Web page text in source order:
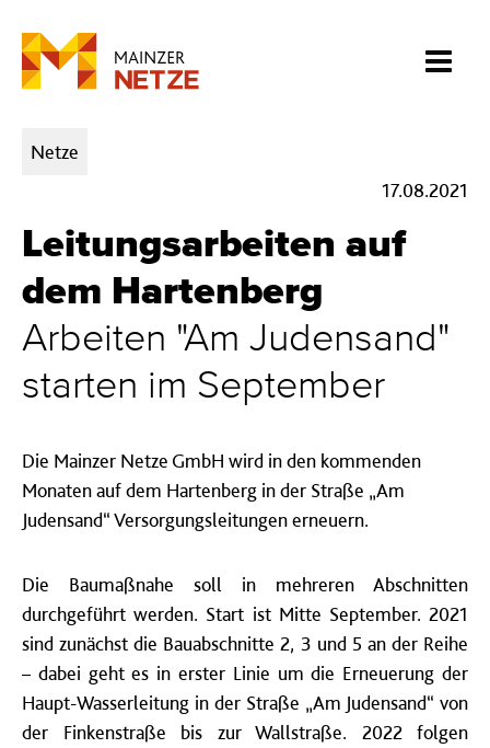
Kategorien:
Netze
17.08.2021
Leitungsarbeiten auf
dem Hartenberg
Arbeiten "Am Judensand"
starten im September
Die Mainzer Netze GmbH wird in den kommenden
Monaten auf dem Hartenberg in der Straße „Am
Judensand“ Versorgungsleitungen erneuern.
Die Baumaßnahe soll in mehreren Abschnitten
durchgeführt werden. Start ist Mitte September. 2021
sind zunächst die Bauabschnitte 2, 3 und 5 an der Reihe
– dabei geht es in erster Linie um die Erneuerung der
Haupt-Wasserleitung in der Straße „Am Judensand“ von
der Finkenstraße bis zur Wallstraße. 2022 folgen